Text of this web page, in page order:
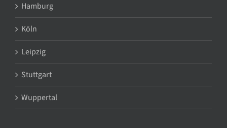
Hamburg
Köln
Leipzig
Stuttgart
Wuppertal